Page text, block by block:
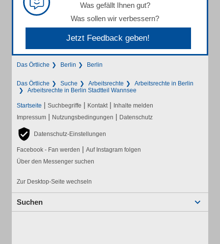
Was gefällt Ihnen gut?
Was sollen wir verbessern?
Jetzt Feedback geben!
Das Örtliche Berlin Berlin
Das Örtliche Suche Arbeitsrechte
Arbeitsrechte in Berlin
Arbeitsrechte in Berlin Stadtteil Wannsee
Startseite | Suchbegriffe | Kontakt | Inhalte melden
Impressum | Nutzungsbedingungen | Datenschutz
Datenschutz-Einstellungen
Facebook - Fan werden | Auf Instagram folgen
Über den Messenger suchen
Zur Desktop-Seite wechseln
Suchen